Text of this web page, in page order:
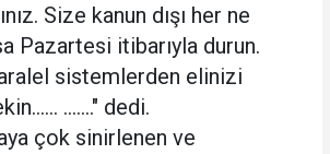
Size kanun dışı her ne
Pazartesi itibarıyla durun.
sistemlerden elinizi
......." dedi.
çok sinirlenen ve